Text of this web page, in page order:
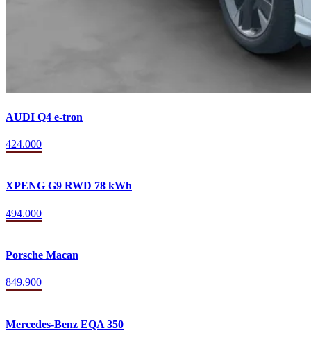
AUDI Q4 e-tron
424.000
XPENG G9 RWD 78 kWh
494.000
Porsche Macan
849.900
Mercedes-Benz EQA 350